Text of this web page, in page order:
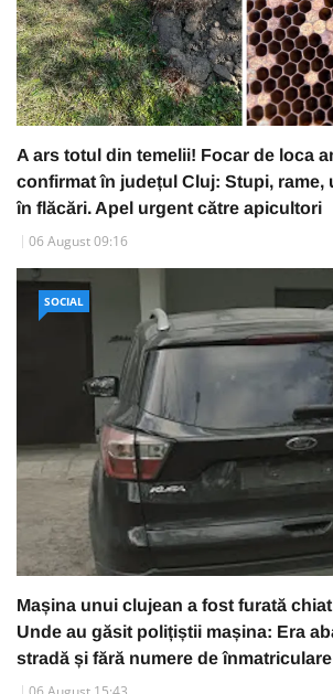
A ars totul din temelii! Focar de loca
confirmat în județul Cluj: Stupi, rame,
în flăcări. Apel urgent către apicultori
06 August 09:16
SOCIAL
Mașina unui clujean a fost furată
Unde au găsit polițiștii mașina: Era
stradă și fără numere de înmatriculare